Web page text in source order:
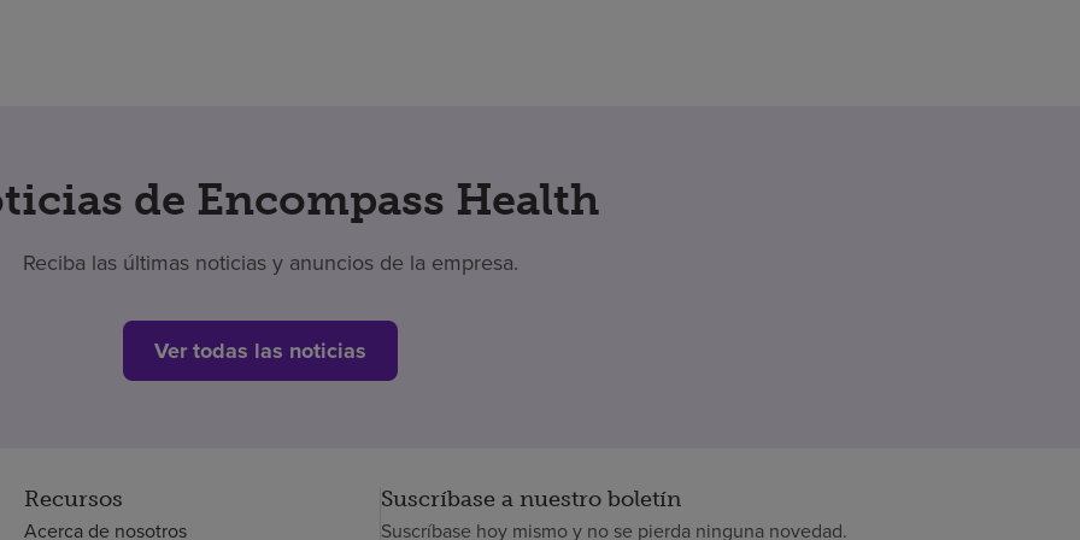
de Encompass Health
Reciba las últimas noticias y anuncios de la empresa.
Ver todas las noticias
Recursos
Acerca de nosotros
Suscríbase a nuestro boletín
Suscríbase hoy mismo y no se pierda ninguna novedad.